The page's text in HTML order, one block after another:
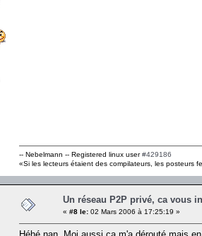
-- Nebelmann -- Registered linux user#429186
«Si les lecteurs étaient des compilateurs, les posteurs
Un réseau P2P privé, ca vous
« #8 le: 02 Mars 2006 à 17:25:19 »